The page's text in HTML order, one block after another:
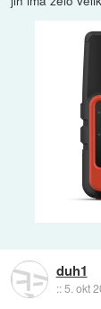
duh1
::5. okt